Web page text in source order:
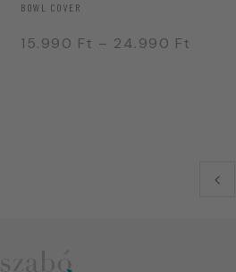
BOWL COVER
15.990 Ft – 24.990 Ft